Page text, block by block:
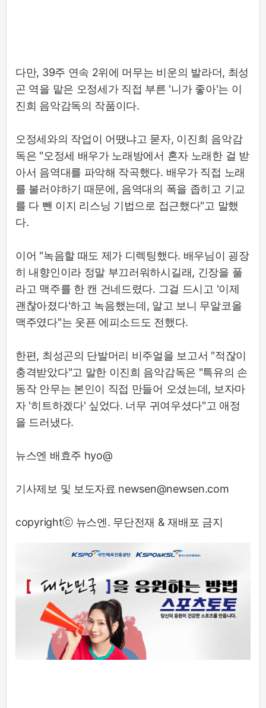
다만, 39주 연속 2위에 머무는 비운의 발라더, 최성
곤 역을 맡은 오정세가 직접 부른 '니가 좋아'는 이
진희 음악감독의 작품이다.
오정세와의 작업이 어땠냐고 묻자, 이진희 음악감
독은 "오정세 배우가 노래방에서 혼자 노래한 걸 받
아서 음역대를 파악해 작곡했다. 배우가 직접 노래
를 불러야하기 때문에, 음역대의 폭을 좁히고 기교
를 다 뺀 이지 리스닝 기법으로 접근했다"고 말했
다.
이어 "녹음할 때도 제가 디렉팅했다. 배우님이 굉장
히 내향인이라 정말 부끄러워하시길래, 긴장을 풀
라고 맥주를 한 캔 건네드렸다. 그걸 드시고 '이제
괜찮아졌다'하고 녹음했는데, 알고 보니 무알코올
맥주였다"는 웃픈 에피소드도 전했다.
한편, 최성곤의 단발머리 비주얼을 보고서 "적잖이
충격받았다"고 말한 이진희 음악감독은 "특유의 손
동작 안무는 본인이 직접 만들어 오셨는데, 보자마
자 '히트하겠다' 싶었다. 너무 귀여우셨다"고 애정
을 드러냈다.
뉴스엔 배효주 hyo@
기사제보 및 보도자료 newsen@newsen.com
copyrightⓒ 뉴스엔. 무단전재 & 재배포 금지